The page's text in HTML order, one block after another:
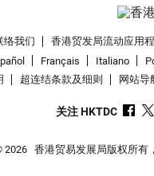
络我们 香港贸发局流动应用
Français Italiano
超连结条款及细则 网站导
关注 HKTDC
2026 香港贸易发展局版权所有